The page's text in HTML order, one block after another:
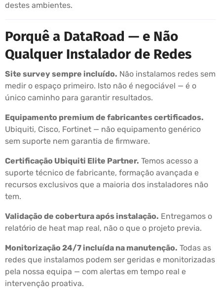
destes ambientes.
Porquê a DataRoad — e Não
Qualquer Instalador de Redes
Site survey sempre incluído. Não instalamos redes sem
medir o espaço primeiro. Isto não é negociável — é o
único caminho para garantir resultados.
Equipamento premium de fabricantes certificados.
Ubiquiti, Cisco, Fortinet — não equipamento genérico
sem suporte nem garantia de firmware.
Certificação Ubiquiti Elite Partner. Temos acesso a
suporte técnico de fabricante, formação avançada e
recursos exclusivos que a maioria dos instaladores não
tem.
Validação de cobertura após instalação. Entregamos o
relatório de heat map real, não o que o projeto previa.
Monitorização 24/7 incluída na manutenção. Todas as
redes que instalamos podem ser geridas e monitorizadas
pela nossa equipa — com alertas em tempo real e
intervenção proativa.